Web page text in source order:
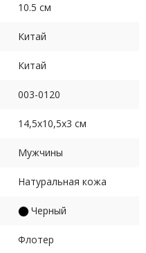
10.5 см
Китай
Китай
003-0120
14,5х10,5х3 см
Мужчины
Натуральная кожа
Черный
Флотер